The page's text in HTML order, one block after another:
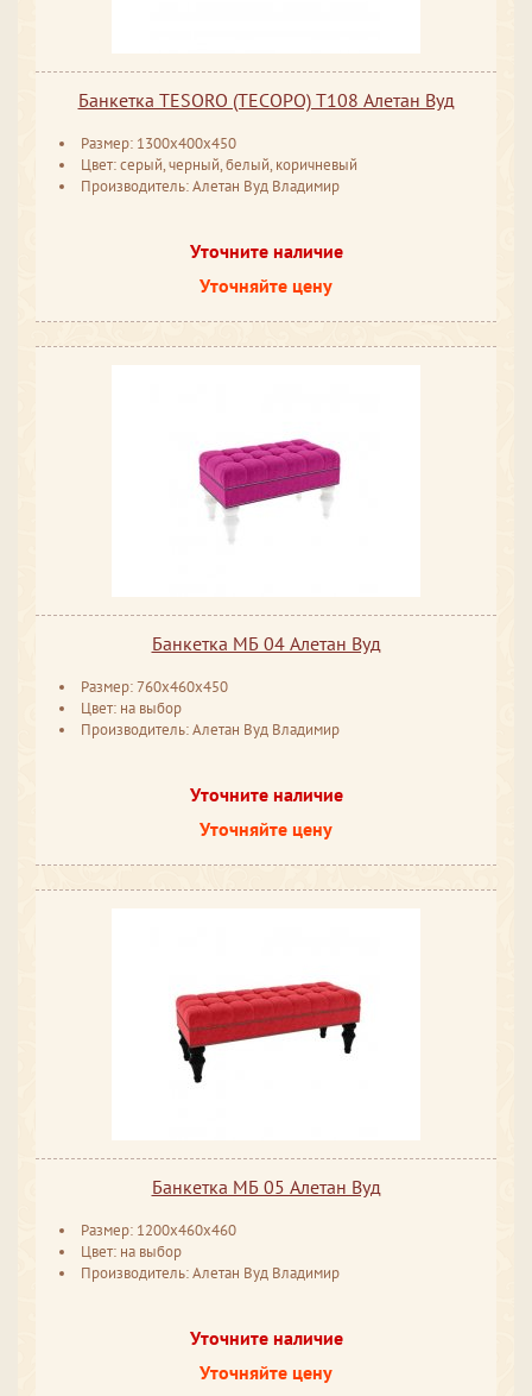
Банкетка TESORO (ТЕСОРО) T108 Алетан Вуд
Размер: 1300x400x450
Цвет: серый, черный, белый, коричневый
Производитель: Алетан Вуд Владимир
Уточните наличие
Уточняйте цену
Банкетка МБ 04 Алетан Вуд
Размер: 760x460x450
Цвет: на выбор
Производитель: Алетан Вуд Владимир
Уточните наличие
Уточняйте цену
Банкетка МБ 05 Алетан Вуд
Размер: 1200x460x460
Цвет: на выбор
Производитель: Алетан Вуд Владимир
Уточните наличие
Уточняйте цену